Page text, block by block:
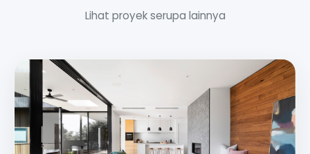
Lihat proyek serupa lainnya